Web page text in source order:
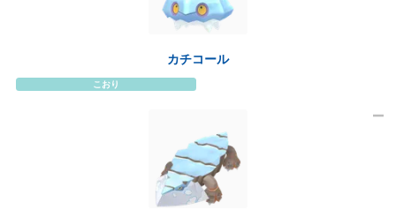
カチコール
こおり